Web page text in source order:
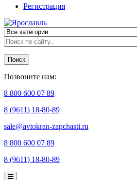
Регистрация
Поиск
Позвоните нам:
8 800 600 07 89
8 (9611) 18-80-89
sale@avtokran-zapchasti.ru
8 800 600 07 89
8 (9611) 18-80-89